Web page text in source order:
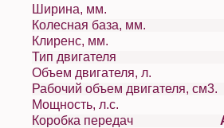
Ширина, мм.
Колесная база, мм.
Клиренс, мм.
Тип двигателя
Объем двигателя, л.
Рабочий объем двигателя, см3.
Мощность, л.с.
Коробка передач